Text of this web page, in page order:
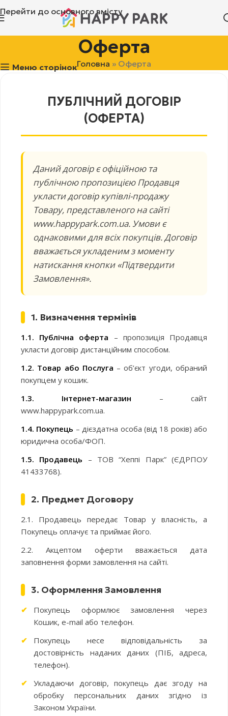
Перейти до основного вмісту
Оферта
Головна » Оферта
Меню сторінок
ПУБЛІЧНИЙ ДОГОВІР
(ОФЕРТА)
Даний договір є офіційною та
публічною пропозицією Продавця
укласти договір купівлі-продажу
Товару, представленого на сайті
www.happypark.com.ua. Умови є
однаковими для всіх покупців. Договір
вважається укладеним з моменту
натискання кнопки «Підтвердити
Замовлення».
1. Визначення термінів
1.1. Публічна оферта – пропозиція Продавця
укласти договір дистанційним способом.
1.2. Товар або Послуга – об’єкт угоди, обраний
покупцем у кошик.
1.3. Інтернет-магазин – сайт
www.happypark.com.ua.
1.4. Покупець – дієздатна особа (від 18 років) або
юридична особа/ФОП.
1.5. Продавець – ТОВ “Хеппі Парк” (ЄДРПОУ
41433768).
2. Предмет Договору
2.1. Продавець передає Товар у власність, а
Покупець оплачує та приймає його.
2.2. Акцептом оферти вважається дата
заповнення форми замовлення на сайті.
3. Оформлення Замовлення
Покупець оформлює замовлення через
Кошик, e-mail або телефон.
Покупець несе відповідальність за
достовірність наданих даних (ПІБ, адреса,
телефон).
Укладаючи договір, покупець дає згоду на
обробку персональних даних згідно із
Законом України.